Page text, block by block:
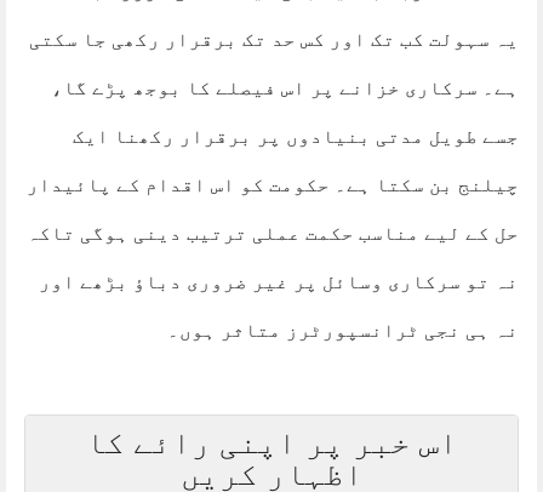
یہ سہولت کب تک اور کس حد تک برقرار رکھی جا سکتی
ہے۔ سرکاری خزانے پر اس فیصلے کا بوجھ پڑے گا،
جسے طویل مدتی بنیادوں پر برقرار رکھنا ایک
چیلنج بن سکتا ہے۔ حکومت کو اس اقدام کے پائیدار
حل کے لیے مناسب حکمت عملی ترتیب دینی ہوگی تاکہ
نہ تو سرکاری وسائل پر غیر ضروری دباؤ بڑھے اور
نہ ہی نجی ٹرانسپورٹرز متاثر ہوں۔
اس خبر پر اپنی رائے کا
اظہار کریں